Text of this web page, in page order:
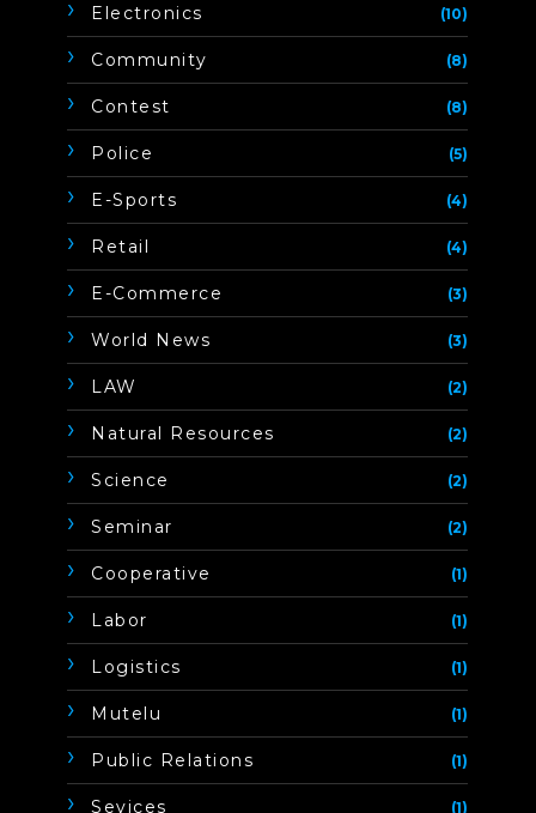
Electronics (10)
Community (8)
Contest (8)
Police (5)
E-Sports (4)
Retail (4)
E-Commerce (3)
World News (3)
LAW (2)
Natural Resources (2)
Science (2)
Seminar (2)
Cooperative (1)
Labor (1)
Logistics (1)
Mutelu (1)
Public Relations (1)
Sevices (1)